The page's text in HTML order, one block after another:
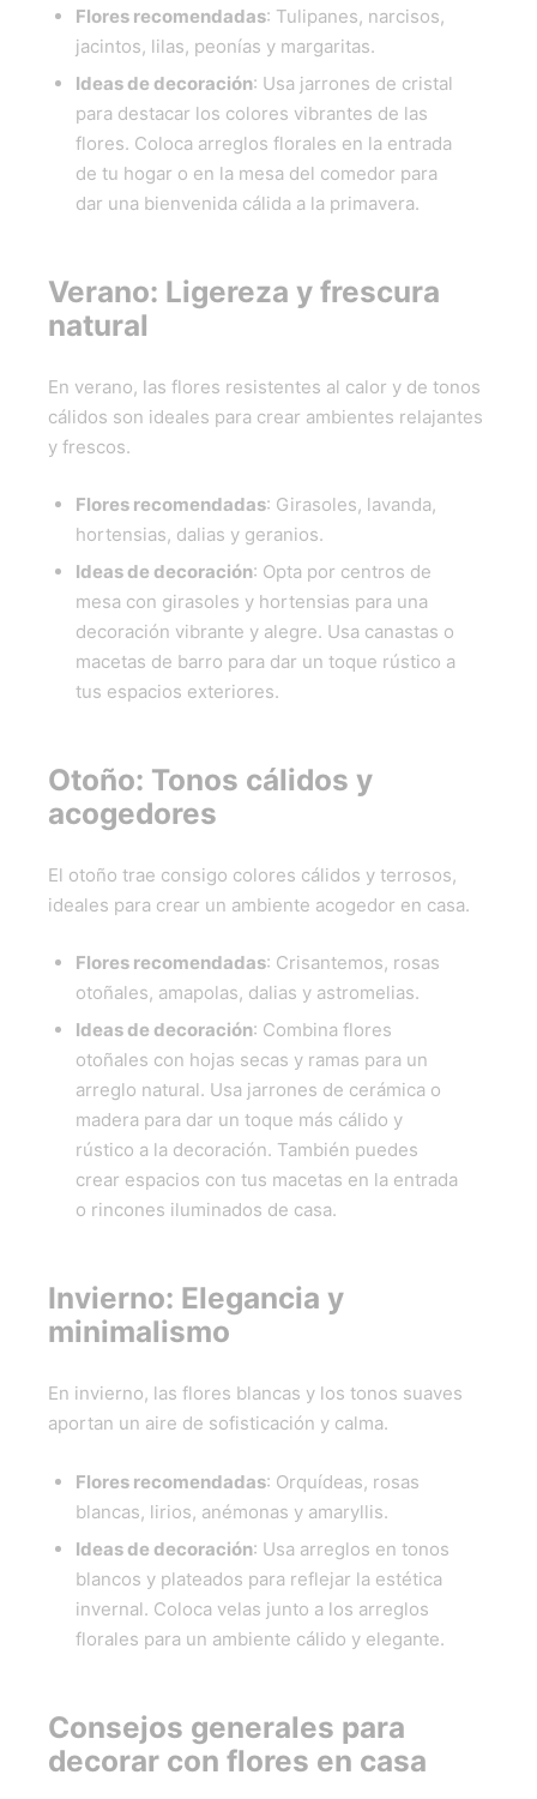
Flores recomendadas: Tulipanes, narcisos,
jacintos, lilas, peonías y margaritas.
Ideas de decoración: Usa jarrones de cristal
para destacar los colores vibrantes de las
flores. Coloca arreglos florales en la entrada
de tu hogar o en la mesa del comedor para
dar una bienvenida cálida a la primavera.
Verano: Ligereza y frescura
natural
En verano, las flores resistentes al calor y de tonos
cálidos son ideales para crear ambientes relajantes
y frescos.
Flores recomendadas: Girasoles, lavanda,
hortensias, dalias y geranios.
Ideas de decoración: Opta por centros de
mesa con girasoles y hortensias para una
decoración vibrante y alegre. Usa canastas o
macetas de barro para dar un toque rústico a
tus espacios exteriores.
Otoño: Tonos cálidos y
acogedores
El otoño trae consigo colores cálidos y terrosos,
ideales para crear un ambiente acogedor en casa.
Flores recomendadas: Crisantemos, rosas
otoñales, amapolas, dalias y astromelias.
Ideas de decoración: Combina flores
otoñales con hojas secas y ramas para un
arreglo natural. Usa jarrones de cerámica o
madera para dar un toque más cálido y
rústico a la decoración. También puedes
crear espacios con tus macetas en la entrada
o rincones iluminados de casa.
Invierno: Elegancia y
minimalismo
En invierno, las flores blancas y los tonos suaves
aportan un aire de sofisticación y calma.
Flores recomendadas: Orquídeas, rosas
blancas, lirios, anémonas y amaryllis.
Ideas de decoración: Usa arreglos en tonos
blancos y plateados para reflejar la estética
invernal. Coloca velas junto a los arreglos
florales para un ambiente cálido y elegante.
Consejos generales para
decorar con flores en casa